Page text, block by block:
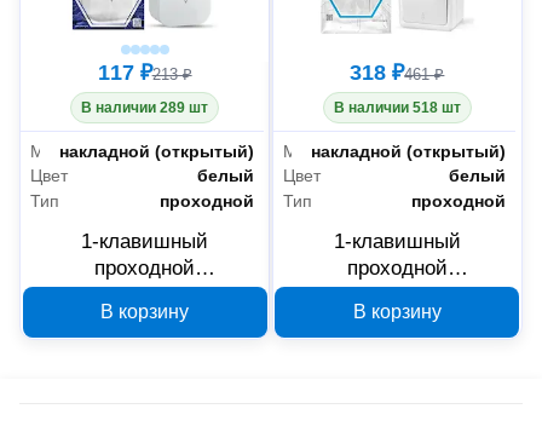
117 ₽213 ₽
В наличии 289 шт
Монтажнакладной (открытый)
Цвет
белый
Тип
проходной
1-клавишный
проходной
ELECTRIC Frea белый
В корзину
318 ₽461 ₽
В наличии 518 шт
Монтажнакладной (открытый)
Цвет
белый
Тип
проходной
1-клавишный
проходной
ELECTRIC DITA белый
В корзину